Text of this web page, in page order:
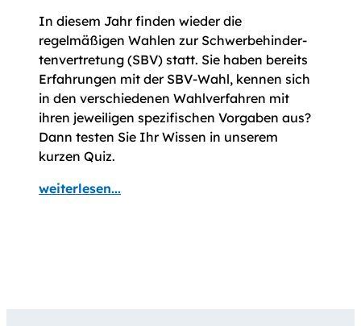
In diesem Jahr finden wieder die
regelmäßigen Wahlen zur Schwer­be­hinder­
ten­vertre­tung (SBV) statt. Sie haben bereits
Erfahrungen mit der SBV-Wahl, kennen sich
in den verschiedenen Wahl­ver­fahren mit
ihren jeweiligen spezifischen Vor­gaben aus?
Dann testen Sie Ihr Wissen in unserem
kurzen Quiz.
weiterlesen...